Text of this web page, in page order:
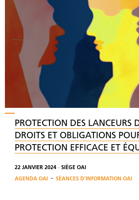
PROTECTION DES LANCEURS
DROITS ET OBLIGATIONS
PROTECTION EFFICACE ET
22 JANVIER 2024 - SIÈGE OAI
AGENDA OAI - SÉANCES D'INFORMATION OAI